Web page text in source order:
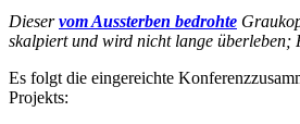
Dieservom Aussterben bedrohte
skalpiert und wird nicht lange überleben;
Es folgt die eingereichte
Projekts: